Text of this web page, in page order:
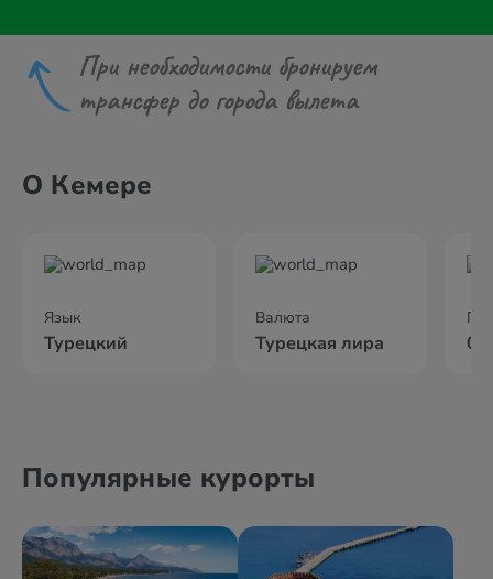
При необходимости бронируем
трансфер до города вылета
О Кемере
Язык
Турецкий
Валюта
Турецкая лира
Популярные курорты